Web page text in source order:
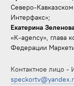
Северо-
Интерфакс»;
Екатерина
«K-agency», глава
Федерации
Контактное лицо